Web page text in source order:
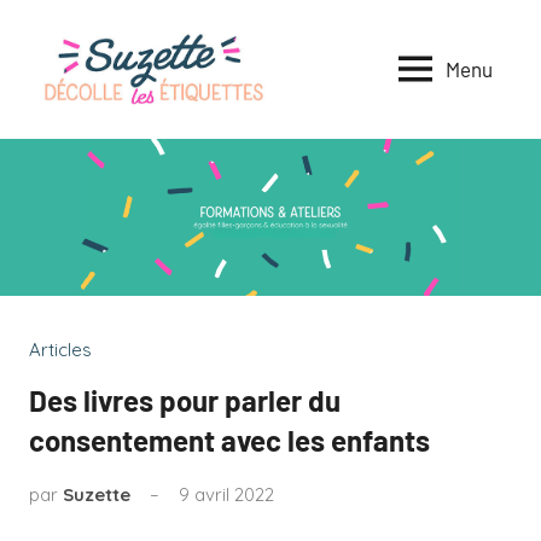
décolle
les
Formations
et
animations
sur
l'égalité
éducation
à
Menu
Articles
Des livres pour parler du
consentement avec les enfants
par Suzette 9 avril 2022